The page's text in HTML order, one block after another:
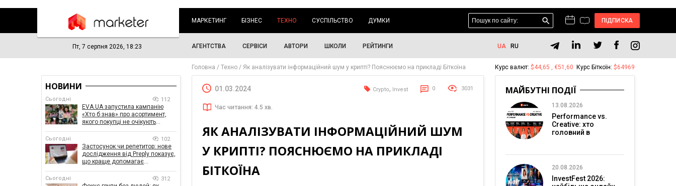
МАРКЕТИНГ БІЗНЕС ТЕХНО СУСПІЛЬСТВО ДУМКИ ПІДПИСКА
Пт, 7 серпня 2026, 18:23 АГЕНТСТВА СЕРВІСИ АВТОРИ ШКОЛИ РЕЙТИНГИ UA RU
Головна Техно Як аналізувати інформаційний шум у крипті? Пояснюємо на прикладі Біткоїна
01.03.2024 Crypto, Invest 0 3031
Час читання: 4.5 хв.
ЯК АНАЛІЗУВАТИ ІНФОРМАЦІЙНИЙ ШУМ
У КРИПТІ? ПОЯСНЮЄМО НА ПРИКЛАДІ
БІТКОЇНА
НОВИНИ
Сьогодні 112
EVA.UA запустила кампанію
«Хто б знав» про асортимент,
якого покупці не очікують
Сьогодні 102
Застосунок чи репетитор: нове
дослідження від Preply показує,
що краще допомагає
Сьогодні 312
Курс валют: $44,65 , €51,60 Курс Біткоїн: $64969
МАЙБУТНІ ПОДІЇ
13.08.2026
Performance vs.
Creative: хто
головний в
20.08.2026
InvestFest 2026: